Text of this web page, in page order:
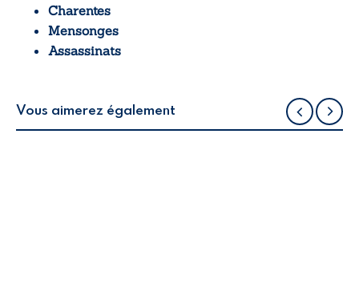
Charentes
Mensonges
Assassinats
Vous aimerez également